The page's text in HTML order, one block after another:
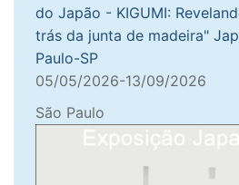
do Japão - KIGUMI:
trás da junta de madeira"
Paulo-SP
05/05/2026-13/09/2026
São Paulo